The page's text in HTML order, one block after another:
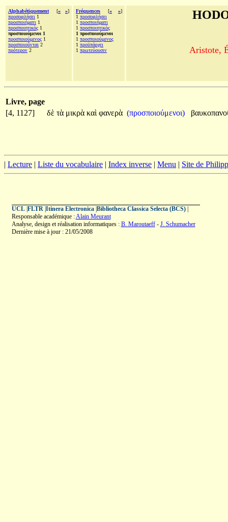
Alphabétiquement [« »]
προσοφλήσει 1
προσποιήματι 1
προσποιητικὸς 1
προσποιούμενοι 1
προσποιούμενος 1
προσποιοῦνται 2
πρότερον 2
Fréquences [« »]
1 προσοφλήσει
1 προσποιήματι
1 προσποιητικὸς
1 προσποιούμενοι
1 προσποιούμενος
1 προϋπάρχει
1 πρωτεύουσιν Aristote,
Livre, page
[4, 1127]
δὲ τὰ μικρὰ καὶ φανερὰ (προσποιούμενοι)
| Lecture | Liste du vocabulaire | Index inverse | Menu | Site de
UCL| FLTR| Itinera Electronica| Bibliotheca Classica Selecta (BCS)|
Responsable académique :Alain Meurant
Analyse, design et réalisation informatiques : B. Maroutaeff- J. Schumacher
Dernière mise à jour : 21/05/2008